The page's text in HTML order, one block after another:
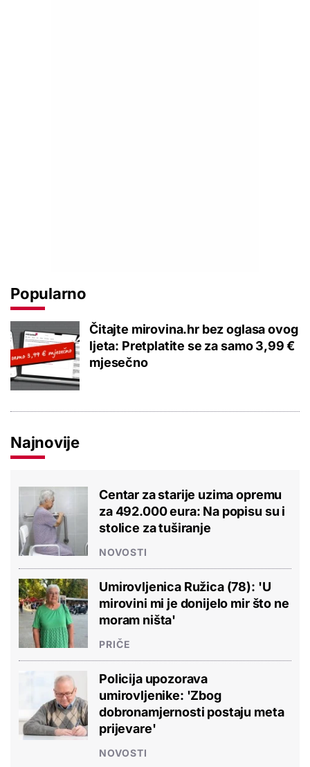
Popularno
Čitajte mirovina.hr bez oglasa ovog
ljeta: Pretplatite se za samo 3,99 €
mjesečno
Najnovije
Centar za starije uzima opremu
za 492.000 eura: Na popisu su i
stolice za tuširanje
NOVOSTI
Umirovljenica Ružica (78): 'U
mirovini mi je donijelo mir što ne
moram ništa'
PRIČE
Policija upozorava
umirovljenike: 'Zbog
dobronamjernosti postaju meta
prijevare'
NOVOSTI